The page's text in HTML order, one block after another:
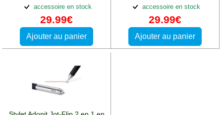
accessoire en stock
29.99€
Ajouter au panier
Apple:Claviers et stylets
Alcatel 3(2019)
accessoire en stock
29.99€
Ajouter au panier